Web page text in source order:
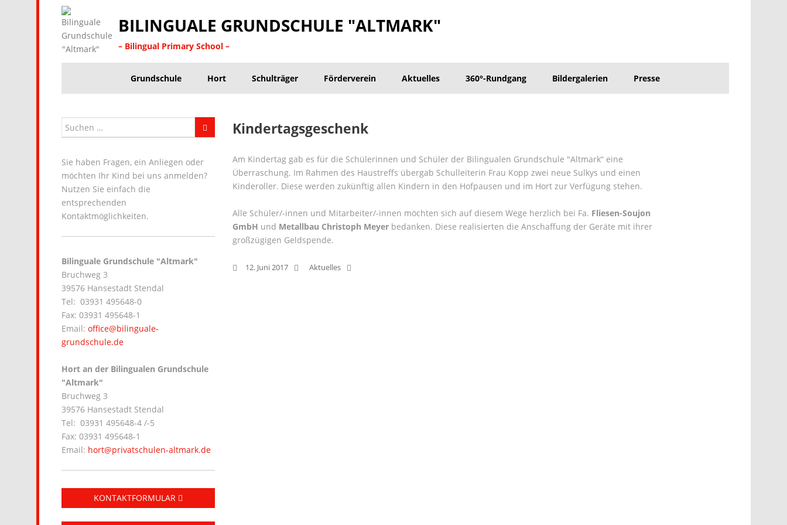
BILINGUALE GRUNDSCHULE "ALTMARK"
– Bilingual Primary School –
Grundschule Hort Schulträger Förderverein Aktuelles 360°-Rundgang Bildergalerien Presse
Sie haben Fragen, ein Anliegen oder
möchten Ihr Kind bei uns anmelden?
Nutzen Sie einfach die
entsprechenden
Kontaktmöglichkeiten.
Bilinguale Grundschule "Altmark"
Bruchweg 3
39576 Hansestadt Stendal
Tel: 03931 495648-0
Fax: 03931 495648-1
Email: office@bilinguale-
grundschule.de
Hort an der Bilingualen Grundschule
"Altmark"
Bruchweg 3
39576 Hansestadt Stendal
Tel: 03931 495648-4 /-5
Fax: 03931 495648-1
Email: hort@privatschulen-altmark.de
KONTAKTFORMULAR
Kindertagsgeschenk
Am Kindertag gab es für die Schülerinnen und Schüler der Bilingualen Grundschule "Altmark“ eine
Überraschung. Im Rahmen des Haustreffs übergab Schulleiterin Frau Kopp zwei neue Sulkys und einen
Kinderoller. Diese werden zukünftig allen Kindern in den Hofpausen und im Hort zur Verfügung stehen.
Alle Schüler/-innen und Mitarbeiter/-innen möchten sich auf diesem Wege herzlich bei Fa. Fliesen-Soujon
GmbH und Metallbau Christoph Meyer bedanken. Diese realisierten die Anschaffung der Geräte mit ihrer
großzügigen Geldspende.
12. Juni 2017 Aktuelles